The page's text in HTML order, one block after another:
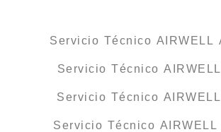
Servicio Técnico AIRWELL
Servicio Técnico
Servicio Técnico
Servicio Técnico AIRWELL